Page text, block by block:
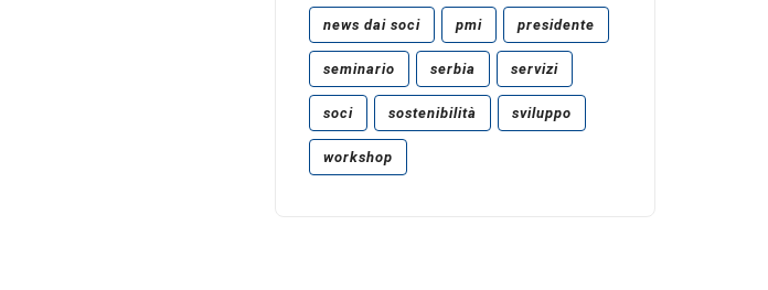
news dai soci pmi presidente
seminario serbia servizi
soci sostenibilità sviluppo
workshop